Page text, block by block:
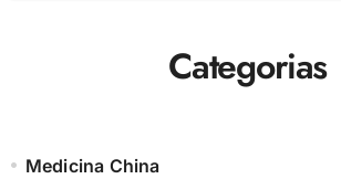
Categorias
Medicina China